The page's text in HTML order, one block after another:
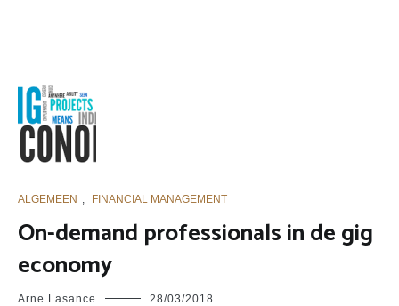
ALGEMEEN , FINANCIAL MANAGEMENT
On-demand professionals in de gig
economy
Arne Lasance 28/03/2018